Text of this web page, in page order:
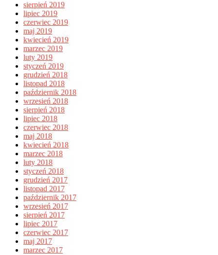
sierpień 2019
lipiec 2019
czerwiec 2019
maj 2019
kwiecień 2019
marzec 2019
luty 2019
styczeń 2019
grudzień 2018
listopad 2018
październik 2018
wrzesień 2018
sierpień 2018
lipiec 2018
czerwiec 2018
maj 2018
kwiecień 2018
marzec 2018
luty 2018
styczeń 2018
grudzień 2017
listopad 2017
październik 2017
wrzesień 2017
sierpień 2017
lipiec 2017
czerwiec 2017
maj 2017
marzec 2017